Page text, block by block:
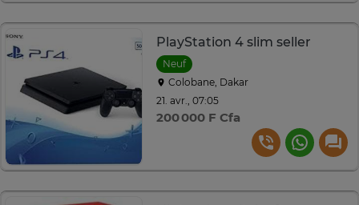
PlayStation 4 slim seller
Neuf
Colobane, Dakar
21. avr., 07:05
200 000 F Cfa